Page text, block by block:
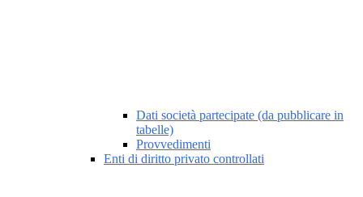
Dati società partecipate (da pubblicare in
tabelle)
Provvedimenti
Enti di diritto privato controllati